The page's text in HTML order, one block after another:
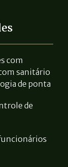
com
sanitário
de ponta
de